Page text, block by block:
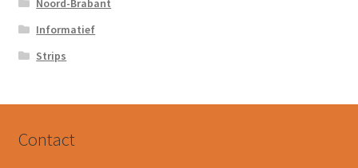
Informatief
Strips
Contact